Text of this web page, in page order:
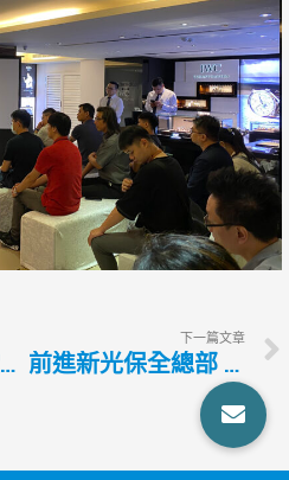
香尼歐結合寶鴻堂鐘錶 為室內設計業引發新視野
下一篇文章
前進新光保全總部 香尼歐帶團促進設計產業升級